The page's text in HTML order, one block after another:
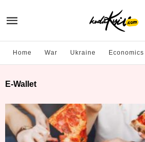
Home War Ukraine Economics
E-Wallet